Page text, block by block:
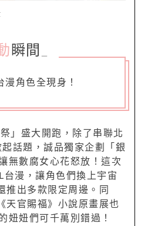
瞬間
漫角色全現身！
」盛大開跑，除了串聯北
話題，誠品獨家企劃「銀
無數腐女心花怒放！這次
台漫，讓角色們換上宇宙
推出多款限定周邊。同
天官賜福》小說原畫展也
妞妞們可千萬別錯過！